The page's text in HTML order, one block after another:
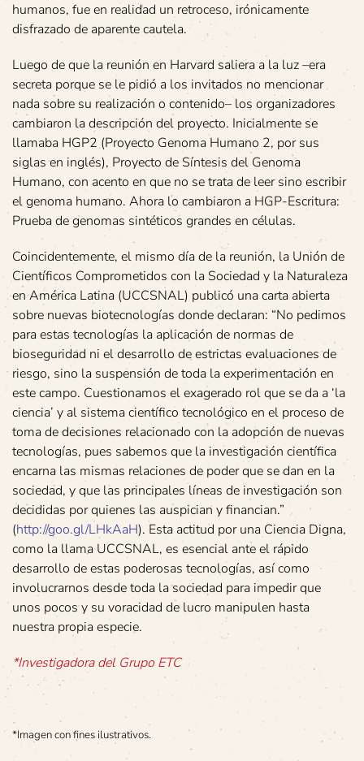
humanos, fue en realidad un retroceso, irónicamente
disfrazado de aparente cautela.
Luego de que la reunión en Harvard saliera a la luz –era
secreta porque se le pidió a los invitados no mencionar
nada sobre su realización o contenido– los organizadores
cambiaron la descripción del proyecto. Inicialmente se
llamaba HGP2 (Proyecto Genoma Humano 2, por sus
siglas en inglés), Proyecto de Síntesis del Genoma
Humano, con acento en que no se trata de leer sino escribir
el genoma humano. Ahora lo cambiaron a HGP-Escritura:
Prueba de genomas sintéticos grandes en células.
Coincidentemente, el mismo día de la reunión, la Unión de
Científicos Comprometidos con la Sociedad y la Naturaleza
en América Latina (UCCSNAL) publicó una carta abierta
sobre nuevas biotecnologías donde declaran: “No pedimos
para estas tecnologías la aplicación de normas de
bioseguridad ni el desarrollo de estrictas evaluaciones de
riesgo, sino la suspensión de toda la experimentación en
este campo. Cuestionamos el exagerado rol que se da a ‘la
ciencia’ y al sistema científico tecnológico en el proceso de
toma de decisiones relacionado con la adopción de nuevas
tecnologías, pues sabemos que la investigación científica
encarna las mismas relaciones de poder que se dan en la
sociedad, y que las principales líneas de investigación son
decididas por quienes las auspician y financian.”
(http://goo.gl/LHkAaH). Esta actitud por una Ciencia Digna,
como la llama UCCSNAL, es esencial ante el rápido
desarrollo de estas poderosas tecnologías, así como
involucrarnos desde toda la sociedad para impedir que
unos pocos y su voracidad de lucro manipulen hasta
nuestra propia especie.
*Investigadora del Grupo ETC
*Imagen con fines ilustrativos.